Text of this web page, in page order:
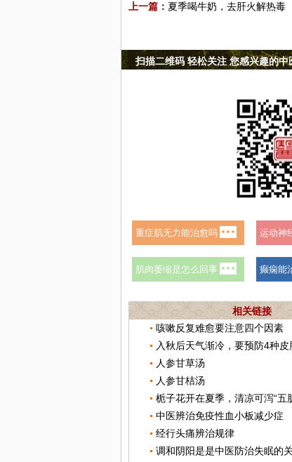
上一篇： 夏季喝牛奶，去肝火解热毒
扫描二维码 轻松关注 您感兴趣的中
相关链接
咳嗽反复难愈要注意四个因素
入秋后天气渐冷，要预防4种皮
人参甘草汤
人参甘桔汤
栀子花开在夏季，清凉可泻“五
中医辨治免疫性血小板减少症
经行头痛辨治规律
调和阴阳是是中医防治失眠的